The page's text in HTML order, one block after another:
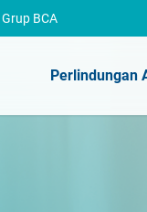
BCA
Perlindungan